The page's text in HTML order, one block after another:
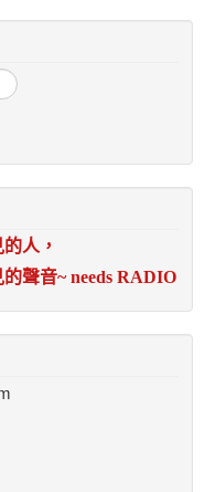
人，
的聲音~ needs RADIO